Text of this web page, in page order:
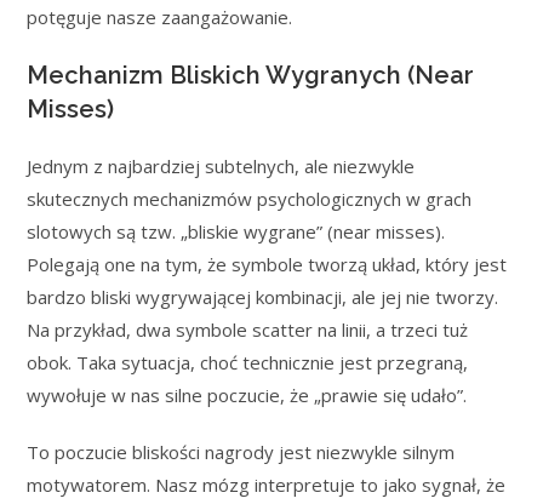
potęguje nasze zaangażowanie.
Mechanizm Bliskich Wygranych (Near
Misses)
Jednym z najbardziej subtelnych, ale niezwykle
skutecznych mechanizmów psychologicznych w grach
slotowych są tzw. „bliskie wygrane” (near misses).
Polegają one na tym, że symbole tworzą układ, który jest
bardzo bliski wygrywającej kombinacji, ale jej nie tworzy.
Na przykład, dwa symbole scatter na linii, a trzeci tuż
obok. Taka sytuacja, choć technicznie jest przegraną,
wywołuje w nas silne poczucie, że „prawie się udało”.
To poczucie bliskości nagrody jest niezwykle silnym
motywatorem. Nasz mózg interpretuje to jako sygnał, że